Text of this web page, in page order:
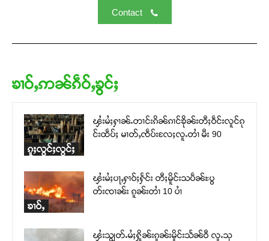
Contact
ၶၢဝ်ႇဢၼ်ၵဵဝ်ႇၶွင်ႈ
ၵူႈလွင်ႈလွင်ႈ
ၾႆးမႆႈႁၢၼ်ႉတၢင်းၵိၼ်ၵၢင်ၶိုၼ်းတီႈဝဵင်းလူင်ၵု
င်းထဵပ်ႈ မၢတ်ႇၸဵပ်းလႄႈလူႉတၢႆ မီး 90
ၶၢဝ်ႇ
ၾႆးမႆႈပႃႇႁၢဝ်ႈႁႅင်း တီႈမိူင်းသပဵၼ်ႊပွ
တ်းၸၢၼ်း ၵူၼ်းတၢႆ 10 ပၢႆ
ၾႆးသျွတ်ႉမႆႈႁိူၼ်းၵူၼ်းမိူင်းသႅၼ်ဝီ လူႉသု